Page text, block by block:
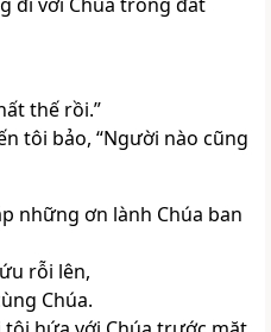
thế rồi.”
tôi bảo, “Người nào cũng
những ơn lành Chúa ban
rỗi lên,
Chúa.